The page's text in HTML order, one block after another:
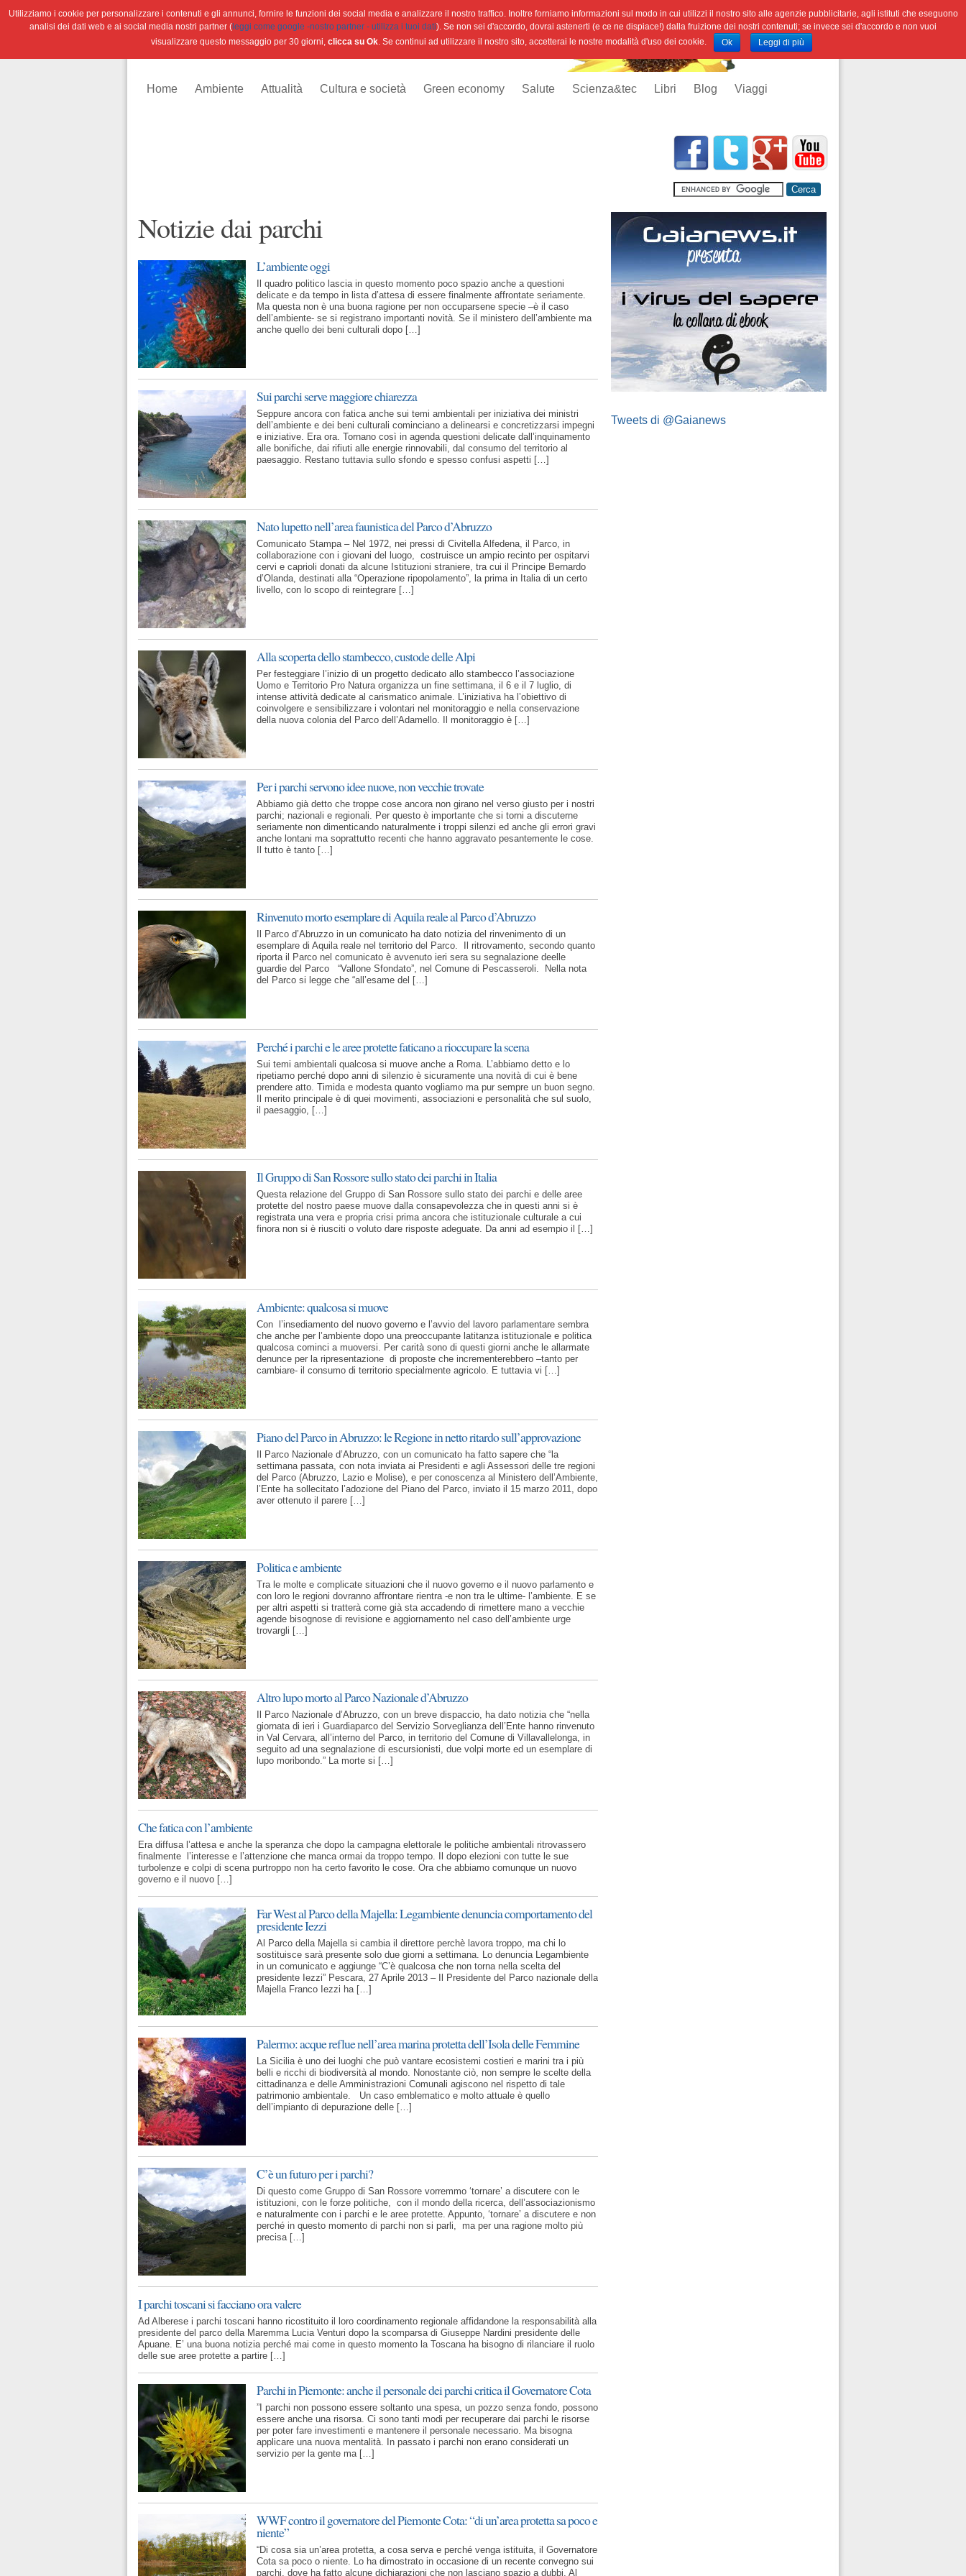
Home Ambiente Attualità Cultura e società Green economy Salute Scienza&tec Libri Blog Viaggi
Tweets di @Gaianews
Notizie dai parchi
L’ambiente oggi
Il quadro politico lascia in questo momento poco spazio anche a questioni
delicate e da tempo in lista d’attesa di essere finalmente affrontate seriamente.
Ma questa non è una buona ragione per non occuparsene specie –è il caso
dell’ambiente- se si registrano importanti novità. Se il ministero dell’ambiente ma
anche quello dei beni culturali dopo […]
Sui parchi serve maggiore chiarezza
Seppure ancora con fatica anche sui temi ambientali per iniziativa dei ministri
dell’ambiente e dei beni culturali cominciano a delinearsi e concretizzarsi impegni
e iniziative. Era ora. Tornano così in agenda questioni delicate dall’inquinamento
alle bonifiche, dai rifiuti alle energie rinnovabili, dal consumo del territorio al
paesaggio. Restano tuttavia sullo sfondo e spesso confusi aspetti […]
Nato lupetto nell’area faunistica del Parco d’Abruzzo
Comunicato Stampa – Nel 1972, nei pressi di Civitella Alfedena, il Parco, in
collaborazione con i giovani del luogo, costruisce un ampio recinto per ospitarvi
cervi e caprioli donati da alcune Istituzioni straniere, tra cui il Principe Bernardo
d’Olanda, destinati alla “Operazione ripopolamento”, la prima in Italia di un certo
livello, con lo scopo di reintegrare […]
Alla scoperta dello stambecco, custode delle Alpi
Per festeggiare l’inizio di un progetto dedicato allo stambecco l’associazione
Uomo e Territorio Pro Natura organizza un fine settimana, il 6 e il 7 luglio, di
intense attività dedicate al carismatico animale. L’iniziativa ha l’obiettivo di
coinvolgere e sensibilizzare i volontari nel monitoraggio e nella conservazione
della nuova colonia del Parco dell’Adamello. Il monitoraggio è […]
Per i parchi servono idee nuove, non vecchie trovate
Abbiamo già detto che troppe cose ancora non girano nel verso giusto per i nostri
parchi; nazionali e regionali. Per questo è importante che si torni a discuterne
seriamente non dimenticando naturalmente i troppi silenzi ed anche gli errori gravi
anche lontani ma soprattutto recenti che hanno aggravato pesantemente le cose.
Il tutto è tanto […]
Rinvenuto morto esemplare di Aquila reale al Parco d’Abruzzo
Il Parco d’Abruzzo in un comunicato ha dato notizia del rinvenimento di un
esemplare di Aquila reale nel territorio del Parco. Il ritrovamento, secondo quanto
riporta il Parco nel comunicato è avvenuto ieri sera su segnalazione deelle
guardie del Parco “Vallone Sfondato”, nel Comune di Pescasseroli. Nella nota
del Parco si legge che “all’esame del […]
Perché i parchi e le aree protette faticano a rioccupare la scena
Sui temi ambientali qualcosa si muove anche a Roma. L’abbiamo detto e lo
ripetiamo perché dopo anni di silenzio è sicuramente una novità di cui è bene
prendere atto. Timida e modesta quanto vogliamo ma pur sempre un buon segno.
Il merito principale è di quei movimenti, associazioni e personalità che sul suolo,
il paesaggio, […]
Il Gruppo di San Rossore sullo stato dei parchi in Italia
Questa relazione del Gruppo di San Rossore sullo stato dei parchi e delle aree
protette del nostro paese muove dalla consapevolezza che in questi anni si è
registrata una vera e propria crisi prima ancora che istituzionale culturale a cui
finora non si è riusciti o voluto dare risposte adeguate. Da anni ad esempio il […]
Ambiente: qualcosa si muove
Con l’insediamento del nuovo governo e l’avvio del lavoro parlamentare sembra
che anche per l’ambiente dopo una preoccupante latitanza istituzionale e politica
qualcosa cominci a muoversi. Per carità sono di questi giorni anche le allarmate
denunce per la ripresentazione di proposte che incrementerebbero –tanto per
cambiare- il consumo di territorio specialmente agricolo. E tuttavia vi […]
Piano del Parco in Abruzzo: le Regione in netto ritardo sull’approvazione
Il Parco Nazionale d’Abruzzo, con un comunicato ha fatto sapere che “la
settimana passata, con nota inviata ai Presidenti e agli Assessori delle tre regioni
del Parco (Abruzzo, Lazio e Molise), e per conoscenza al Ministero dell’Ambiente,
l’Ente ha sollecitato l’adozione del Piano del Parco, inviato il 15 marzo 2011, dopo
aver ottenuto il parere […]
Politica e ambiente
Tra le molte e complicate situazioni che il nuovo governo e il nuovo parlamento e
con loro le regioni dovranno affrontare rientra -e non tra le ultime- l’ambiente. E se
per altri aspetti si tratterà come già sta accadendo di rimettere mano a vecchie
agende bisognose di revisione e aggiornamento nel caso dell’ambiente urge
trovargli […]
Altro lupo morto al Parco Nazionale d’Abruzzo
Il Parco Nazionale d’Abruzzo, con un breve dispaccio, ha dato notizia che “nella
giornata di ieri i Guardiaparco del Servizio Sorveglianza dell’Ente hanno rinvenuto
in Val Cervara, all’interno del Parco, in territorio del Comune di Villavallelonga, in
seguito ad una segnalazione di escursionisti, due volpi morte ed un esemplare di
lupo moribondo.” La morte si […]
Che fatica con l’ambiente
Era diffusa l’attesa e anche la speranza che dopo la campagna elettorale le politiche ambientali ritrovassero
finalmente l’interesse e l’attenzione che manca ormai da troppo tempo. Il dopo elezioni con tutte le sue
turbolenze e colpi di scena purtroppo non ha certo favorito le cose. Ora che abbiamo comunque un nuovo
governo e il nuovo […]
Far West al Parco della Majella: Legambiente denuncia comportamento del
presidente Iezzi
Al Parco della Majella si cambia il direttore perchè lavora troppo, ma chi lo
sostituisce sarà presente solo due giorni a settimana. Lo denuncia Legambiente
in un comunicato e aggiunge “C’è qualcosa che non torna nella scelta del
presidente Iezzi” Pescara, 27 Aprile 2013 – Il Presidente del Parco nazionale della
Majella Franco Iezzi ha […]
Palermo: acque reflue nell’area marina protetta dell’Isola delle Femmine
La Sicilia è uno dei luoghi che può vantare ecosistemi costieri e marini tra i più
belli e ricchi di biodiversità al mondo. Nonostante ciò, non sempre le scelte della
cittadinanza e delle Amministrazioni Comunali agiscono nel rispetto di tale
patrimonio ambientale. Un caso emblematico e molto attuale è quello
dell’impianto di depurazione delle […]
C’è un futuro per i parchi?
Di questo come Gruppo di San Rossore vorremmo ‘tornare’ a discutere con le
istituzioni, con le forze politiche, con il mondo della ricerca, dell’associazionismo
e naturalmente con i parchi e le aree protette. Appunto, ‘tornare’ a discutere e non
perché in questo momento di parchi non si parli, ma per una ragione molto più
precisa […]
I parchi toscani si facciano ora valere
Ad Alberese i parchi toscani hanno ricostituito il loro coordinamento regionale affidandone la responsabilità alla
presidente del parco della Maremma Lucia Venturi dopo la scomparsa di Giuseppe Nardini presidente delle
Apuane. E’ una buona notizia perché mai come in questo momento la Toscana ha bisogno di rilanciare il ruolo
delle sue aree protette a partire […]
Parchi in Piemonte: anche il personale dei parchi critica il Governatore Cota
”I parchi non possono essere soltanto una spesa, un pozzo senza fondo, possono
essere anche una risorsa. Ci sono tanti modi per recuperare dai parchi le risorse
per poter fare investimenti e mantenere il personale necessario. Ma bisogna
applicare una nuova mentalità. In passato i parchi non erano considerati un
servizio per la gente ma […]
WWF contro il governatore del Piemonte Cota: “di un’area protetta sa poco e
niente”
“Di cosa sia un’area protetta, a cosa serva e perché venga istituita, il Governatore
Cota sa poco o niente. Lo ha dimostrato in occasione di un recente convegno sui
parchi, dove ha fatto alcune dichiarazioni che non lasciano spazio a dubbi. Al
Utilizziamo i cookie per personalizzare i contenuti e gli annunci, fornire le funzioni dei social media e analizzare il nostro traffico. Inoltre forniamo informazioni sul modo in cui utilizzi il nostro sito alle agenzie pubblicitarie, agli istituti che eseguono
analisi dei dati web e ai social media nostri partner ( leggi come google -nostro partner - utilizza i tuoi dati). Se non sei d'accordo, dovrai astenerti (e ce ne dispiace!) dalla fruizione dei nostri contenuti; se invece sei d'accordo e non vuoi
visualizzare questo messaggio per 30 giorni,clicca su Ok. Se continui ad utilizzare il nostro sito, accetterai le nostre modalità d'uso dei cookie. Ok Leggi di più